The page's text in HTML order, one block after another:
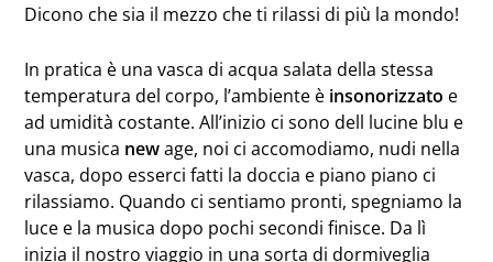
Dicono che sia il mezzo che ti rilassi di più la mondo!
In pratica è una vasca di acqua salata della stessa
temperatura del corpo, l’ambiente è insonorizzato e
ad umidità costante. All’inizio ci sono dell lucine blu e
una musica newage, noi ci accomodiamo, nudi nella
vasca, dopo esserci fatti la doccia e piano piano ci
rilassiamo. Quando ci sentiamo pronti, spegniamo la
luce e la musica dopo pochi secondi finisce. Da lì
inizia il nostro viaggio in una sorta di dormiveglia